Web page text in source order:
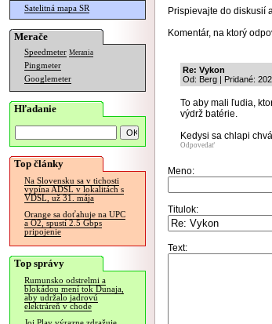
Satelitná mapa SR
Merače
Speedmeter Merania
Pingmeter
Googlemeter
Hľadanie
Top články
Na Slovensku sa v tichosti
vypína ADSL v lokalitách s
VDSL, už 31. mája
Orange sa doťahuje na UPC
a O2, spustí 2.5 Gbps
pripojenie
Top správy
Rumunsko odstrelmi a
blokádou mení tok Dunaja,
aby udržalo jadrovú
elektráreň v chode
Prispievajte do diskusií
Komentár, na ktorý
Re: Vykon
Od: Berg | Pridané:
To aby mali ľudia,
výdrž batérie.
Kedysi sa chlapi
Odpovedať
Meno:
Titulok:
Text: